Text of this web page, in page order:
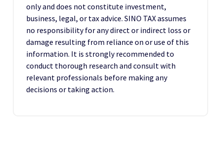
only and does not constitute investment,
business, legal, or tax advice. SINO TAX assumes
no responsibility for any direct or indirect loss or
damage resulting from reliance on or use of this
information. It is strongly recommended to
conduct thorough research and consult with
relevant professionals before making any
decisions or taking action.